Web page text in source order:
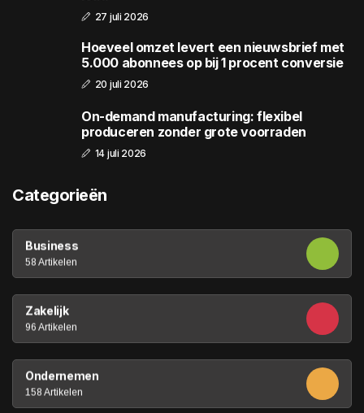
27 juli 2026
Hoeveel omzet levert een nieuwsbrief met
5.000 abonnees op bij 1 procent conversie
20 juli 2026
On-demand manufacturing: flexibel
produceren zonder grote voorraden
14 juli 2026
Categorieën
Business
58 Artikelen
Zakelijk
96 Artikelen
Ondernemen
158 Artikelen